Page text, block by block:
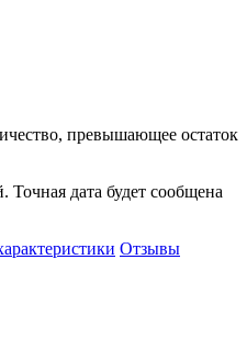
превышающее остаток
Точная дата будет сообщена
Отзывы